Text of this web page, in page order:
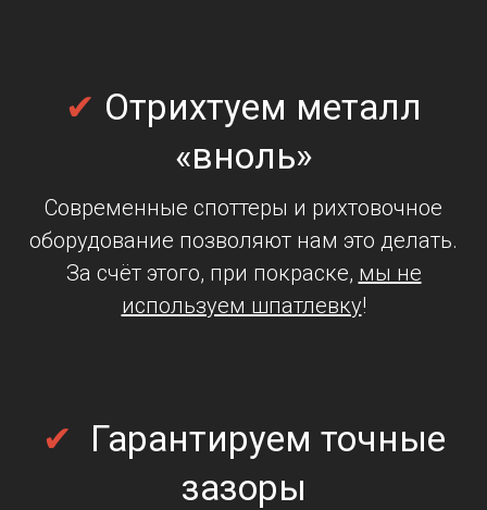
✔ Отрихтуем металл
«вноль»
Современные споттеры и рихтовочное
оборудование позволяют нам это делать.
За счёт этого, при покраске, мы не
используем шпатлевку!
✔ Гарантируем точные
зазоры